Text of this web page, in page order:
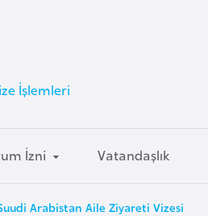
İşlemleri
İzni Vatandaşlık
Arabistan Aile Ziyareti Vizesi